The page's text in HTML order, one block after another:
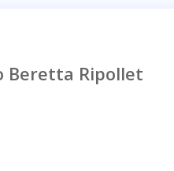
Beretta Ripollet